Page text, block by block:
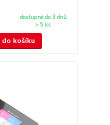
dostupné do 3 dnů
> 5 ks
košíku